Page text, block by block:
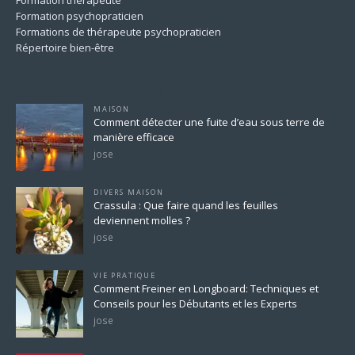
Formation psychopraticien
Formations de thérapeute psychopraticien
Répertoire bien-être
MAISON
Comment détecter une fuite d’eau sous terre de
manière efficace
jose
DIVERS MAISON
Crassula : Que faire quand les feuilles
deviennent molles ?
jose
VIE PRATIQUE
Comment Freiner en Longboard: Techniques et
Conseils pour les Débutants et les Experts
jose